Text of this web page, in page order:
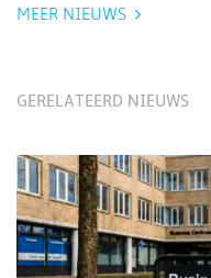
MEER NIEUWS
GERELATEERD NIEUWS